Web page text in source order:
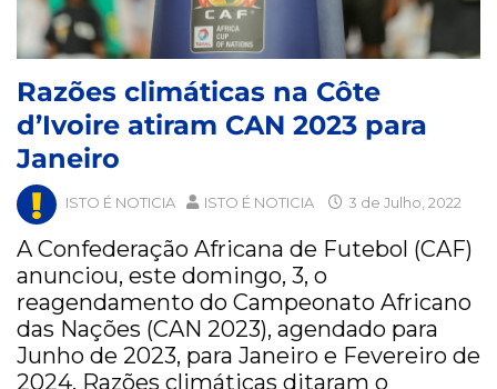
Razões climáticas na Côte
d’Ivoire atiram CAN 2023 para
Janeiro
ISTO É NOTICIA ISTO É NOTICIA 3 de Julho, 2022
A Confederação Africana de Futebol (CAF)
anunciou, este domingo, 3, o
reagendamento do Campeonato Africano
das Nações (CAN 2023), agendado para
Junho de 2023, para Janeiro e Fevereiro de
2024. Razões climáticas ditaram o